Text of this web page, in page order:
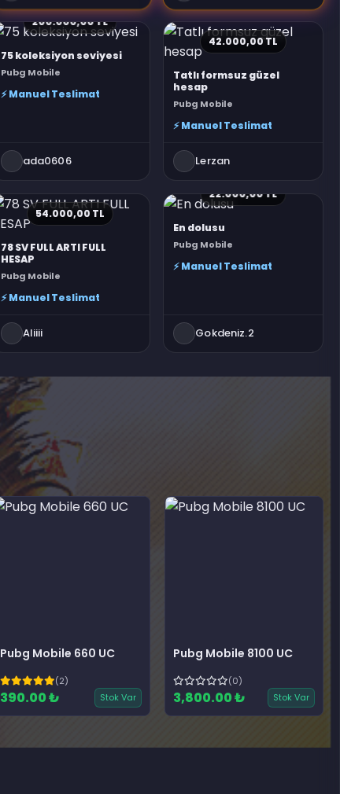
200.000,00 TL
75 koleksiyon seviyesi
Pubg Mobile
⚡ Manuel Teslimat
ada0606
42.000,00 TL
Tatlı formsuz güzel
hesap
Pubg Mobile
⚡ Manuel Teslimat
Lerzan
54.000,00 TL
78 SV FULL ARTI FULL
HESAP
Pubg Mobile
⚡ Manuel Teslimat
Aliiii
22.000,00 TL
En dolusu
Pubg Mobile
⚡ Manuel Teslimat
Gokdeniz.2
Pubg Mobile 660 UC
(2)
390.00 ₺ Stok Var
Pubg Mobile 8100 UC
(0)
3,800.00 ₺ Stok Var